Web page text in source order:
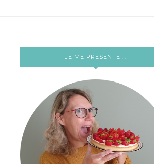
JE ME PRÉSENTE …